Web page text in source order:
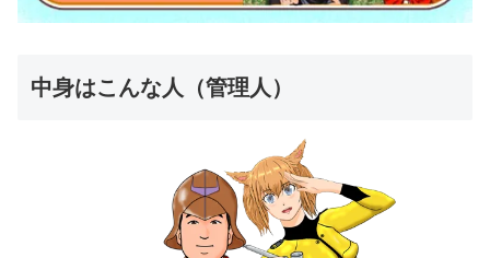
中身はこんな人（管理人）